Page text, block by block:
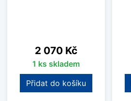
Cena
2 070 Kč
1 ks skladem
Přidat do košíku